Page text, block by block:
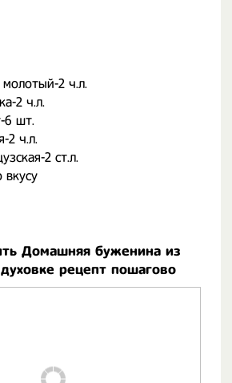
2 ч.л.⠀
2 ч.л.⠀
шт.⠀
2 ч.л.⠀
2 ст.л.⠀
Домашняя буженина из
рецепт пошагово